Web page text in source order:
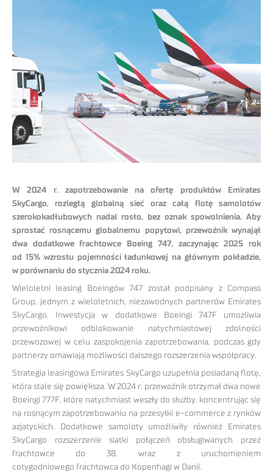
W 2024 r. zapotrzebowanie na ofertę produktów Emirates
SkyCargo, rozległą globalną sieć oraz całą flotę samolotów
szerokokadłubowych nadal rosło, bez oznak spowolnienia. Aby
sprostać rosnącemu globalnemu popytowi, przewoźnik wynajął
dwa dodatkowe frachtowce Boeing 747, zaczynając 2025 rok
od 15% wzrostu pojemności ładunkowej na głównym pokładzie,
w porównaniu do stycznia 2024 roku.
Wieloletni leasing Boeingów 747 został podpisany z Compass
Group, jednym z wieloletnich, niezawodnych partnerów Emirates
SkyCargo. Inwestycja w dodatkowe Boeingi 747F umożliwia
przewoźnikowi odblokowanie natychmiastowej zdolności
przewozowej w celu zaspokojenia zapotrzebowania, podczas gdy
partnerzy omawiają możliwości dalszego rozszerzenia współpracy.
Strategia leasingowa Emirates SkyCargo uzupełnia posiadaną flotę,
która stale się powiększa. W 2024 r. przewoźnik otrzymał dwa nowe
Boeingi 777F, które natychmiast weszły do służby, koncentrując się
na rosnącym zapotrzebowaniu na przesyłki e-commerce z rynków
azjatyckich. Dodatkowe samoloty umożliwiły również Emirates
SkyCargo rozszerzenie siatki połączeń obsługiwanych przez
frachtowce do 38, wraz z uruchomieniem
cotygodniowego frachtowca do Kopenhagi w Danii.